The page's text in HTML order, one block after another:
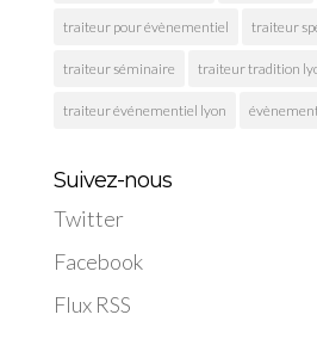
traiteur pour évènementiel traiteur
traiteur séminaire traiteur tradition
traiteur événementiel lyon
Suivez-nous
Twitter
Facebook
Flux RSS